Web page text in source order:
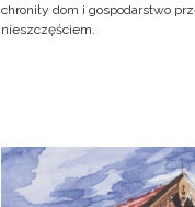
chroniły dom i gospodarstwo
nieszczęściem.